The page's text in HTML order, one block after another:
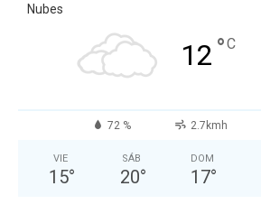
Nubes
12 °C
72 % 2.7kmh
VIE
15°
SÁB
20°
DOM
17°